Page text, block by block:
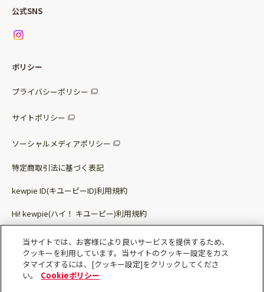
パッケージサラダ
惣菜サラダ
調味料
ベビー・幼児食
その他（カレーなど）
お問い合わせ
公式SNS
ポリシー
プライバシーポリシー
サイトポリシー
ソーシャルメディアポリシー
特定商取引法に基づく表記
kewpie ID(キユーピーID)利用規約
Hi! kewpie(ハイ！ キユーピー)利用規約
Qummy(キユーミー)利用規約​
当サイトでは、お客様により良いサービスを提供するため、
クッキーを利用しています。当サイトのクッキー設定をカス
タマイズするには、[クッキー設定]をクリックしてくださ
い。
Cookieポリシー